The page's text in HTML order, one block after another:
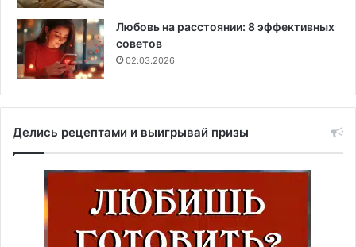
Любовь на расстоянии: 8 эффективных
советов
02.03.2026
Делись рецептами и выигрывай призы